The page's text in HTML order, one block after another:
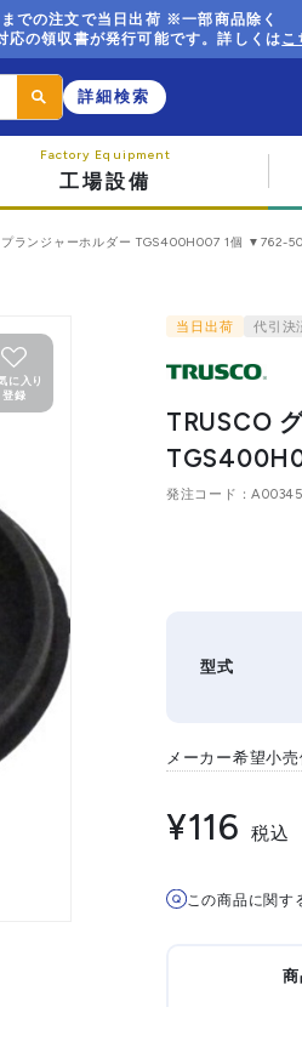
での注文で当日出荷 ※一部商品除く
応の領収書が発行可能です。詳しくはこ
詳細検索
工場設備
ランジャーホルダー TGS400H007 1個 ▼762-
に入り
登録
当日出荷 代引決
TRUSCO
発注コード
型式
メーカー希望小
¥116 税込
この商品に関す
商